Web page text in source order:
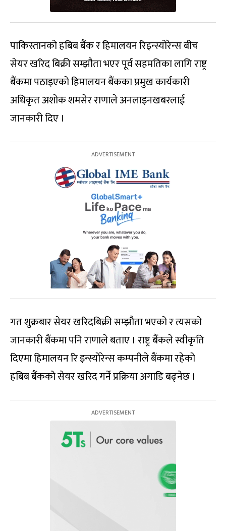
पाकिस्तानको हबिब बैंक र हिमालयन रिइन्स्योरेन्स बीच
सेयर खरिद बिक्री सम्झौता भएर पूर्व सहमतिका लागि राष्ट्र
बैंकमा पठाइएको हिमालयन बैंकका प्रमुख कार्यकारी
अधिकृत अशोक शमसेर राणाले अनलाइनखबरलाई
जानकारी दिए ।
गत शुक्रबार सेयर खरिदबिक्री सम्झौता भएको र त्यसको
जानकारी बैंकमा पनि राणाले बताए । राष्ट्र बैंकले स्वीकृति
दिएमा हिमालयन रि इन्स्योरेन्स कम्पनीले बैंकमा रहेको
हबिब बैंकको सेयर खरिद गर्ने प्रक्रिया अगाडि बढ्नेछ ।